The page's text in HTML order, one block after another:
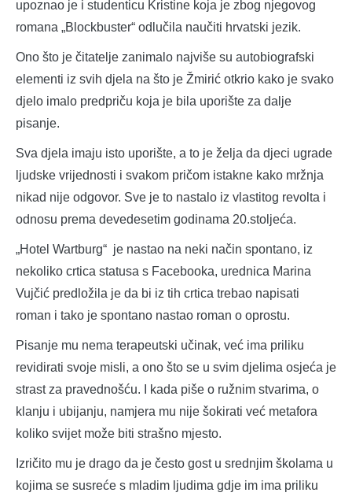
upoznao je i studenticu Kristine koja je zbog njegovog
romana „Blockbuster“ odlučila naučiti hrvatski jezik.
Ono što je čitatelje zanimalo najviše su autobiografski
elementi iz svih djela na što je Žmirić otkrio kako je svako
djelo imalo predpriču koja je bila uporište za dalje
pisanje.
Sva djela imaju isto uporište, a to je želja da djeci ugrade
ljudske vrijednosti i svakom pričom istakne kako mržnja
nikad nije odgovor. Sve je to nastalo iz vlastitog revolta i
odnosu prema devedesetim godinama 20.stoljeća.
„Hotel Wartburg“ je nastao na neki način spontano, iz
nekoliko crtica statusa s Facebooka, urednica Marina
Vujčić predložila je da bi iz tih crtica trebao napisati
roman i tako je spontano nastao roman o oprostu.
Pisanje mu nema terapeutski učinak, već ima priliku
revidirati svoje misli, a ono što se u svim djelima osjeća je
strast za pravednošću. I kada piše o ružnim stvarima, o
klanju i ubijanju, namjera mu nije šokirati već metafora
koliko svijet može biti strašno mjesto.
Izričito mu je drago da je često gost u srednjim školama u
kojima se susreće s mladim ljudima gdje im ima priliku